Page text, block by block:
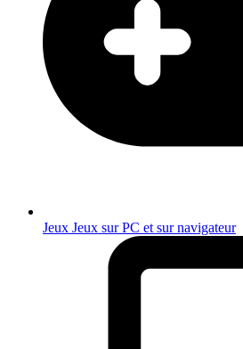
Jeux Jeux sur PC et sur navigateur